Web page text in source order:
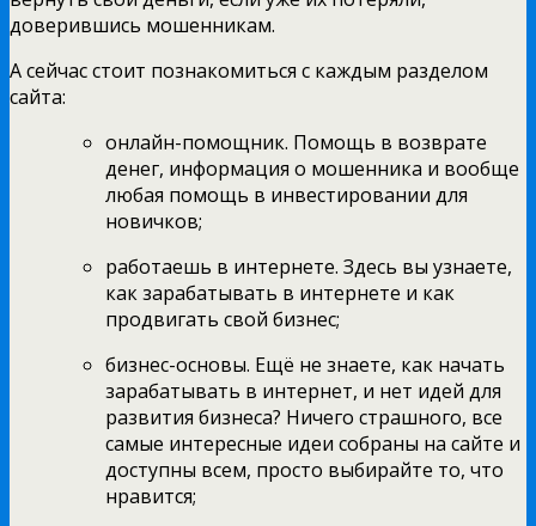
доверившись мошенникам.
А сейчас стоит познакомиться с каждым разделом
сайта:
онлайн-помощник. Помощь в возврате
денег, информация о мошенника и вообще
любая помощь в инвестировании для
новичков;
работаешь в интернете. Здесь вы узнаете,
как зарабатывать в интернете и как
продвигать свой бизнес;
бизнес-основы. Ещё не знаете, как начать
зарабатывать в интернет, и нет идей для
развития бизнеса? Ничего страшного, все
самые интересные идеи собраны на сайте и
доступны всем, просто выбирайте то, что
нравится;